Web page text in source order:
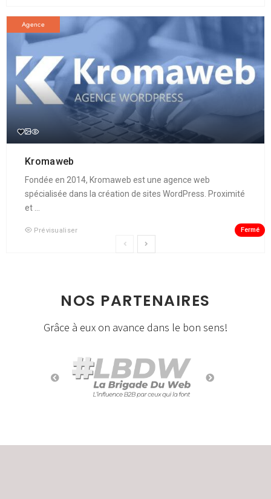
Agence
Kromaweb
Fondée en 2014, Kromaweb est une agence web
spécialisée dans la création de sites WordPress. Proximité
et ...
Prévisualiser Fermé
NOS PARTENAIRES
Grâce à eux on avance dans le bon sens!